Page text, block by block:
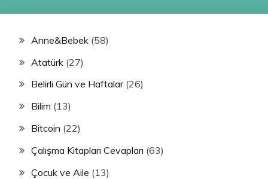
Anne&Bebek (58)
Atatürk (27)
Belirli Gün ve Haftalar(26)
Bilim (13)
Bitcoin (22)
Çalışma Kitapları Cevapları (63)
Çocuk ve Aile (13)